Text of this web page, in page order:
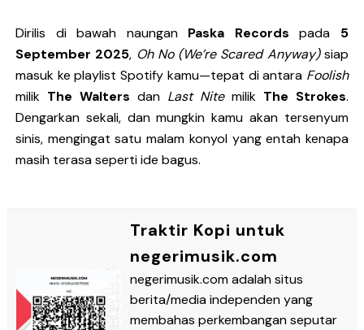
Dirilis di bawah naungan Paska Records pada 5
September 2025, Oh No (We’re Scared Anyway)siap
masuk ke playlist Spotify kamu—tepat di antara Foolish
milik The Walters dan Last Nitemilik The Strokes.
Dengarkan sekali, dan mungkin kamu akan tersenyum
sinis, mengingat satu malam konyol yang entah kenapa
masih terasa seperti ide bagus.
Traktir Kopi untuk
negerimusik.com
negerimusik.com adalah situs
berita/media independen yang
membahas perkembangan seputar